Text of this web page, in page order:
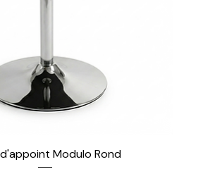
Modulo Rond